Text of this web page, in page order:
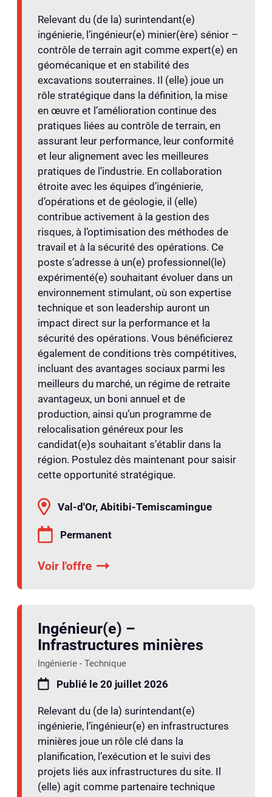
Relevant du (de la) surintendant(e)
ingénierie, l’ingénieur(e) minier(ère) sénior –
contrôle de terrain agit comme expert(e) en
géomécanique et en stabilité des
excavations souterraines. Il (elle) joue un
rôle stratégique dans la définition, la mise
en œuvre et l’amélioration continue des
pratiques liées au contrôle de terrain, en
assurant leur performance, leur conformité
et leur alignement avec les meilleures
pratiques de l’industrie. En collaboration
étroite avec les équipes d’ingénierie,
d’opérations et de géologie, il (elle)
contribue activement à la gestion des
risques, à l’optimisation des méthodes de
travail et à la sécurité des opérations. Ce
poste s’adresse à un(e) professionnel(le)
expérimenté(e) souhaitant évoluer dans un
environnement stimulant, où son expertise
technique et son leadership auront un
impact direct sur la performance et la
sécurité des opérations. Vous bénéficierez
également de conditions très compétitives,
incluant des avantages sociaux parmi les
meilleurs du marché, un régime de retraite
avantageux, un boni annuel et de
production, ainsi qu’un programme de
relocalisation généreux pour les
candidat(e)s souhaitant s’établir dans la
région. Postulez dès maintenant pour saisir
cette opportunité stratégique.
Val-d'Or, Abitibi-Temiscamingue
Permanent
Voir l'offre
Ingénieur(e) –
Infrastructures minières
Ingénierie - Technique
Publié le 20 juillet 2026
Relevant du (de la) surintendant(e)
ingénierie, l’ingénieur(e) en infrastructures
minières joue un rôle clé dans la
planification, l’exécution et le suivi des
projets liés aux infrastructures du site. Il
(elle) agit comme partenaire technique